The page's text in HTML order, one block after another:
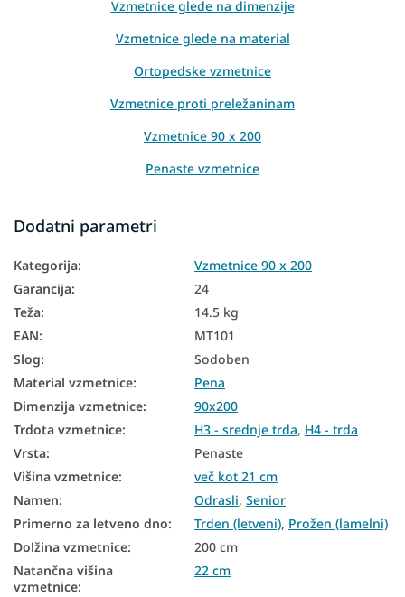
Vzmetnice glede na dimenzije
Vzmetnice glede na material
Ortopedske vzmetnice
Vzmetnice proti preležaninam
Vzmetnice 90 x 200
Penaste vzmetnice
Vzmetnice glede na nosilnost
Visoke vzmetnice
Vzmetnice iz HR pene
Hotelske vzmetnice
Slovaške vzmetnice
Talne vzmetnice
Dvostranske vzmetnice
Vzmetnice za nastavljivo posteljno dno
Vzmetnice glede na trdoto
Dodatni parametri
Kategorija:
Vzmetnice 90 x 200
Garancija:
24
Teža:
14.5 kg
EAN:
MT101
Slog:
Sodoben
Material vzmetnice:
Pena
Dimenzija vzmetnice:
90x200
Trdota vzmetnice: H3 - srednje trda, H4 - trda
Vrsta:
Penaste
Višina vzmetnice:
več kot 21 cm
Namen: Odrasli, Senior
Primerno za letveno dno: Trden (letveni), Prožen (lamelni)
Dolžina vzmetnice:
200 cm
Natančna višina
vzmetnice:
22 cm